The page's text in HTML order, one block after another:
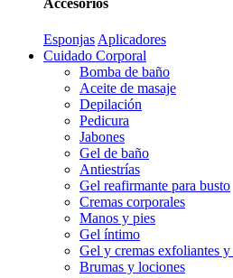
Accesorios
Esponjas Aplicadores
Cuidado Corporal
Bomba de baño
Aceite de masaje
Depilación
Pedicura
Jabones
Gel de baño
Antiestrías
Gel reafirmante para busto
Cremas corporales
Manos y pies
Gel íntimo
Gel y cremas exfoliantes
Brumas y lociones